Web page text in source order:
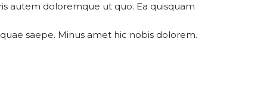
autem doloremque ut quo. Ea quisquam
saepe. Minus amet hic nobis dolorem.